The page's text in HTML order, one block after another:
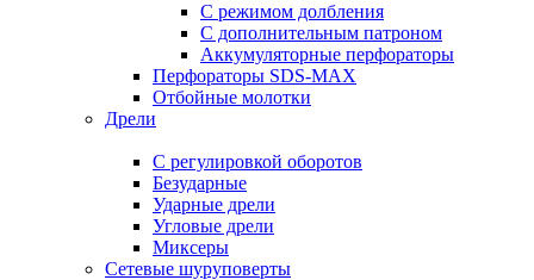
С режимом долбления
С дополнительным патроном
Аккумуляторные перфораторы
Перфораторы SDS-MAX
Отбойные молотки
Дрели
С регулировкой оборотов
Безударные
Ударные дрели
Угловые дрели
Миксеры
Сетевые шуруповерты